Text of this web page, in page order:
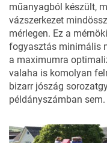
műanyagból készült,
vázszerkezet
mérlegen. Ez a
fogyasztás minimális
a maximumra
valaha is komolyan
bizarr jószág
példányszámban sem.